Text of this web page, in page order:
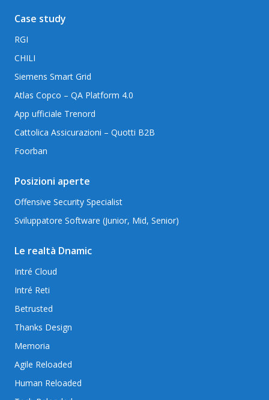
Case study
RGI
CHILI
Siemens Smart Grid
Atlas Copco – QA Platform 4.0
App ufficiale Trenord
Cattolica Assicurazioni – Quotti B2B
Foorban
Posizioni aperte
Offensive Security Specialist
Sviluppatore Software (Junior, Mid, Senior)
Le realtà Dnamic
Intré Cloud
Intré Reti
Betrusted
Thanks Design
Memoria
Agile Reloaded
Human Reloaded